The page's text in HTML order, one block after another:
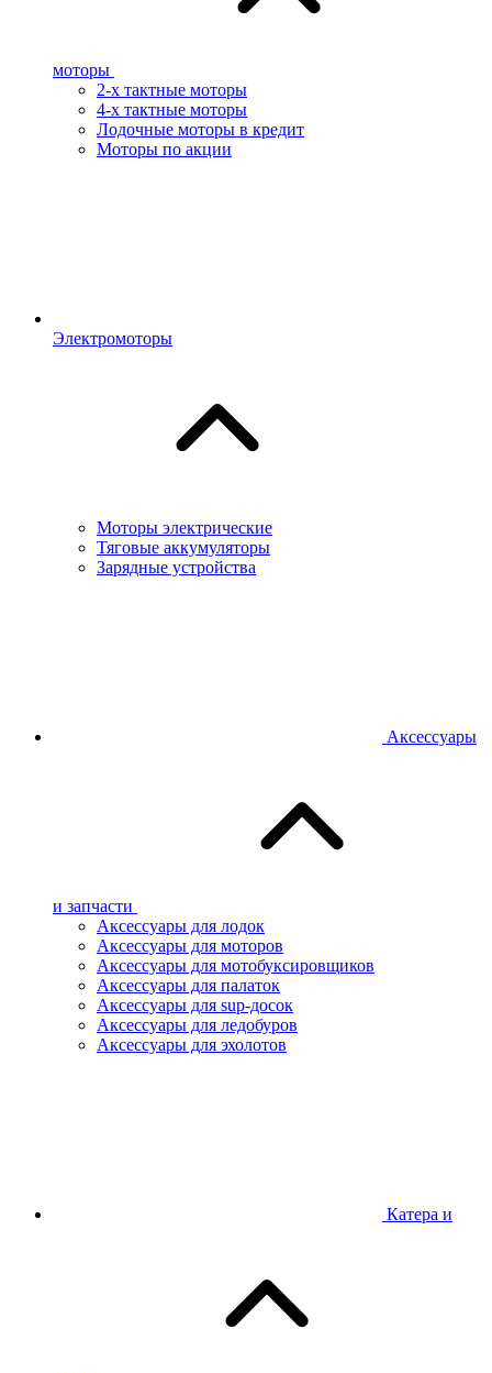
моторы
2-х тактные моторы
4-х тактные моторы
Лодочные моторы в кредит
Моторы по акции
Электромоторы
Моторы электрические
Тяговые аккумуляторы
Зарядные устройства
Аксессуары
и запчасти
Аксессуары для лодок
Аксессуары для моторов
Аксессуары для мотобуксировщиков
Аксессуары для палаток
Аксессуары для sup-досок
Аксессуары для ледобуров
Аксессуары для эхолотов
Катера и